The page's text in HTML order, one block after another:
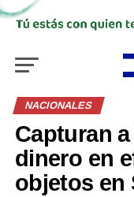
NACIONALES
Capturan
dinero en
objetos en